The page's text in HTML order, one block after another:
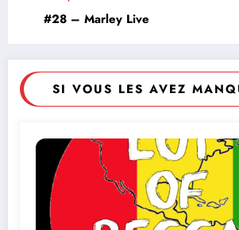
#28 – Marley Live
SI VOUS LES AVEZ